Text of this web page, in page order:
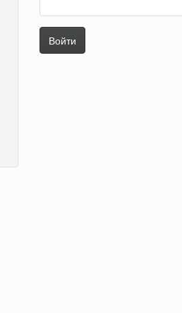
email
Войти